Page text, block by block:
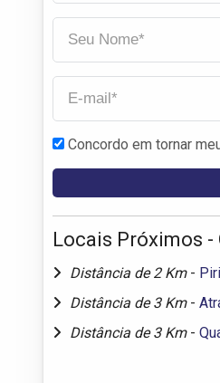
Concordo em tornar
Locais Próximos -
Distância de 2 Km -
Distância de 3 Km -
Distância de 3 Km -